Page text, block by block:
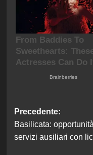
Navigazione
articolo
Precedente:
Basilicata:
servizi ausiliari con